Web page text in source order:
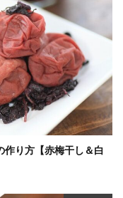
作り方【赤梅干し＆白